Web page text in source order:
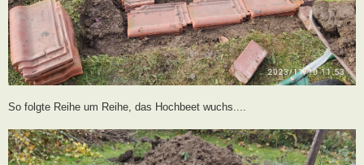
So folgte Reihe um Reihe, das Hochbeet wuchs....